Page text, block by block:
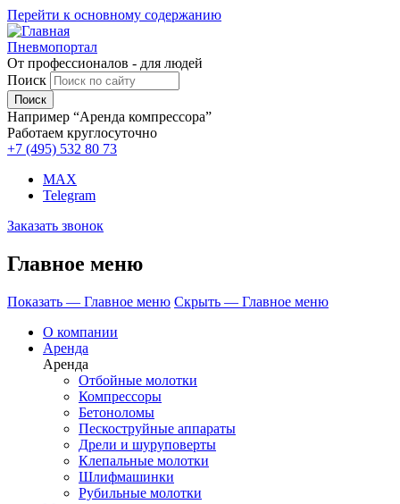
Перейти к основному содержанию
Пневмопортал
От профессионалов - для людей
Поиск
Например “Аренда компрессора”
Работаем круглосуточно
+7 (495) 532 80 73
MAX
Telegram
Заказать звонок
Главное меню
Показать — Главное меню Скрыть — Главное меню
О компании
Аренда
Аренда
Отбойные молотки
Компрессоры
Бетоноломы
Пескоструйные аппараты
Дрели и шуруповерты
Клепальные молотки
Шлифмашинки
Рубильные молотки